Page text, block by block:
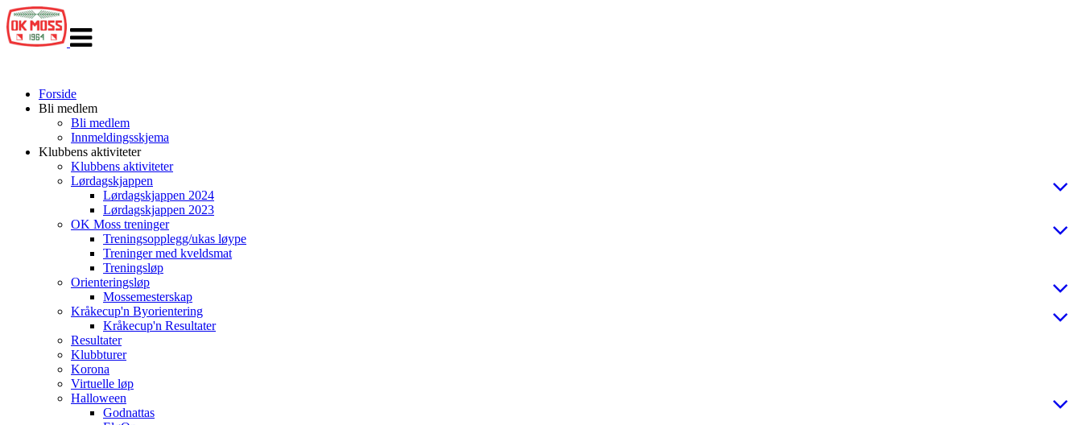
navigasjon
Forside
Bli medlem
Bli medlem
Innmeldingsskjema
Klubbens aktiviteter
Klubbens aktiviteter
Lørdagskjappen
Lørdagskjappen 2024
Lørdagskjappen 2023
OK Moss treninger
Treningsopplegg/ukas løype
Treninger med kveldsmat
Treningsløp
Orienteringsløp
Mossemesterskap
Kråkecup'n Byorientering
Kråkecup'n Resultater
Resultater
Klubbturer
Korona
Virtuelle løp
Halloween
Godnattas